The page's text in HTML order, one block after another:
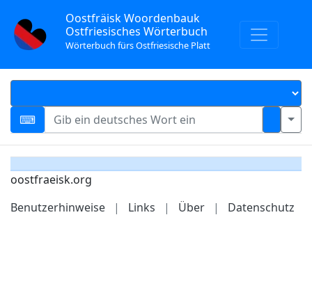
Oostfräisk Woordenbauk
Ostfriesisches Wörterbuch
Wörterbuch fürs Ostfriesische Platt
oostfraeisk.org
Benutzerhinweise
| Links | Über | Datenschutz